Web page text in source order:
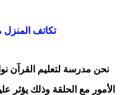
تكاتف المنزل
نحن مدرسة لتعليم القرآن
الأمور مع الحلقة وذلك يؤثر